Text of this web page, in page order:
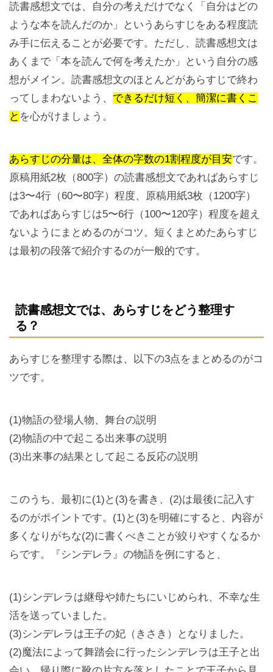
読書感想文では、自分の考えだけでなく「自分はどの
ような本を読んだのか」というあらすじをある程度読
み手に伝えることが必要です。ただし、読書感想文は
あくまで「本を読んで何を考えたか」という自分の感
想がメイン。読書感想文のほとんどがあらすじで終わ
ってしまわないよう、 できるだけ短く、簡潔に書くこ
と を心がけましょう。
あらすじの分量は、全体の字数の1割程度が目安です。
原稿用紙2枚（800字）の読書感想文であればあらすじ
は3〜4行（60〜80字）程度、原稿用紙3枚（1200字）
であればあらすじは5〜6行（100〜120字）程度を超え
ないようにまとめるのがコツ。短くまとめたあらすじ
は最初の段落で紹介するのが一般的です。
読書感想文では、あらすじをどう整理す
る？
あらすじを整理する際は、以下の3点をまとめるのがコ
ツです。
(1)物語の登場人物、舞台の説明
(2)物語の中で起こる出来事の説明
(3)出来事の結果として起こる反応の説明
このうち、最初に(1)と(3)を書き、(2)は最後に記入す
るのがポイントです。(1)と(3)を明確にすると、内容が
多くなりがちな(2)に書くべきことが絞りやすくなるか
らです。『シンデレラ』の物語を例にすると、
(1)シンデレラは継母や姉たちにいじめられ、不幸な生
活を送っていました。
(3)シンデレラは王子の妃（きさき）となりました。
(2)魔法によって舞踏会に行ったシンデレラは王子と出